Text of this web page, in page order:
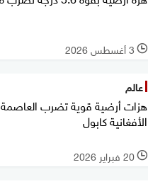
l 3 أغسطس 2026
عالم
هزات أرضية قوية تضرب العاصمة
الأفغانية كابول
l 20 فبراير 2026